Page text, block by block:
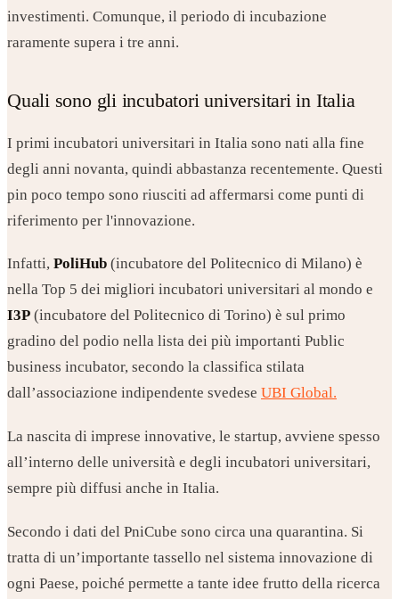
investimenti. Comunque, il periodo di incubazione
raramente supera i tre anni.
Quali sono gli incubatori universitari in Italia
I primi incubatori universitari in Italia sono nati alla fine
degli anni novanta, quindi abbastanza recentemente. Questi
pin poco tempo sono riusciti ad affermarsi come punti di
riferimento per l'innovazione.
Infatti, PoliHub (incubatore del Politecnico di Milano) è
nella Top 5 dei migliori incubatori universitari al mondo e
I3P (incubatore del Politecnico di Torino) è sul primo
gradino del podio nella lista dei più importanti Public
business incubator, secondo la classifica stilata
dall’associazione indipendente svedese UBI Global.
La nascita di imprese innovative, le startup, avviene spesso
all’interno delle università e degli incubatori universitari,
sempre più diffusi anche in Italia.
Secondo i dati del PniCube sono circa una quarantina. Si
tratta di un’importante tassello nel sistema innovazione di
ogni Paese, poiché permette a tante idee frutto della ricerca